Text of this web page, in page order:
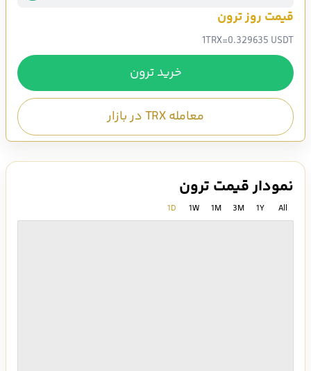
قیمت روز ترون
1TRX=0.329635 USDT
خرید ترون
معامله TRX در بازار
نمودار قیمت ترون
All
1Y
3M
1M
1W
1D